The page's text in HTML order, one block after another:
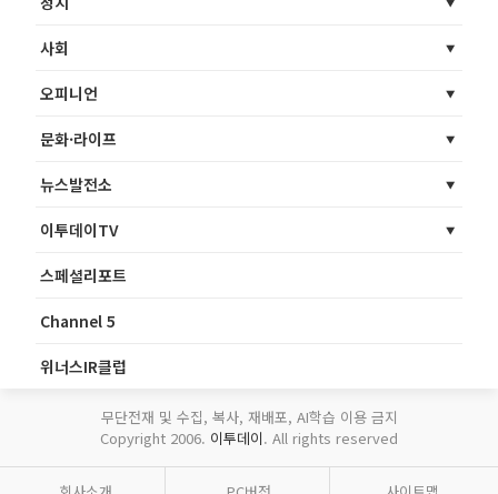
사회
오피니언
문화·라이프
뉴스발전소
이투데이TV
스페셜리포트
Channel 5
위너스IR클럽
무단전재 및 수집, 복사, 재배포, AI학습 이용 금지
Copyright 2006. 이투데이. All rights reserved